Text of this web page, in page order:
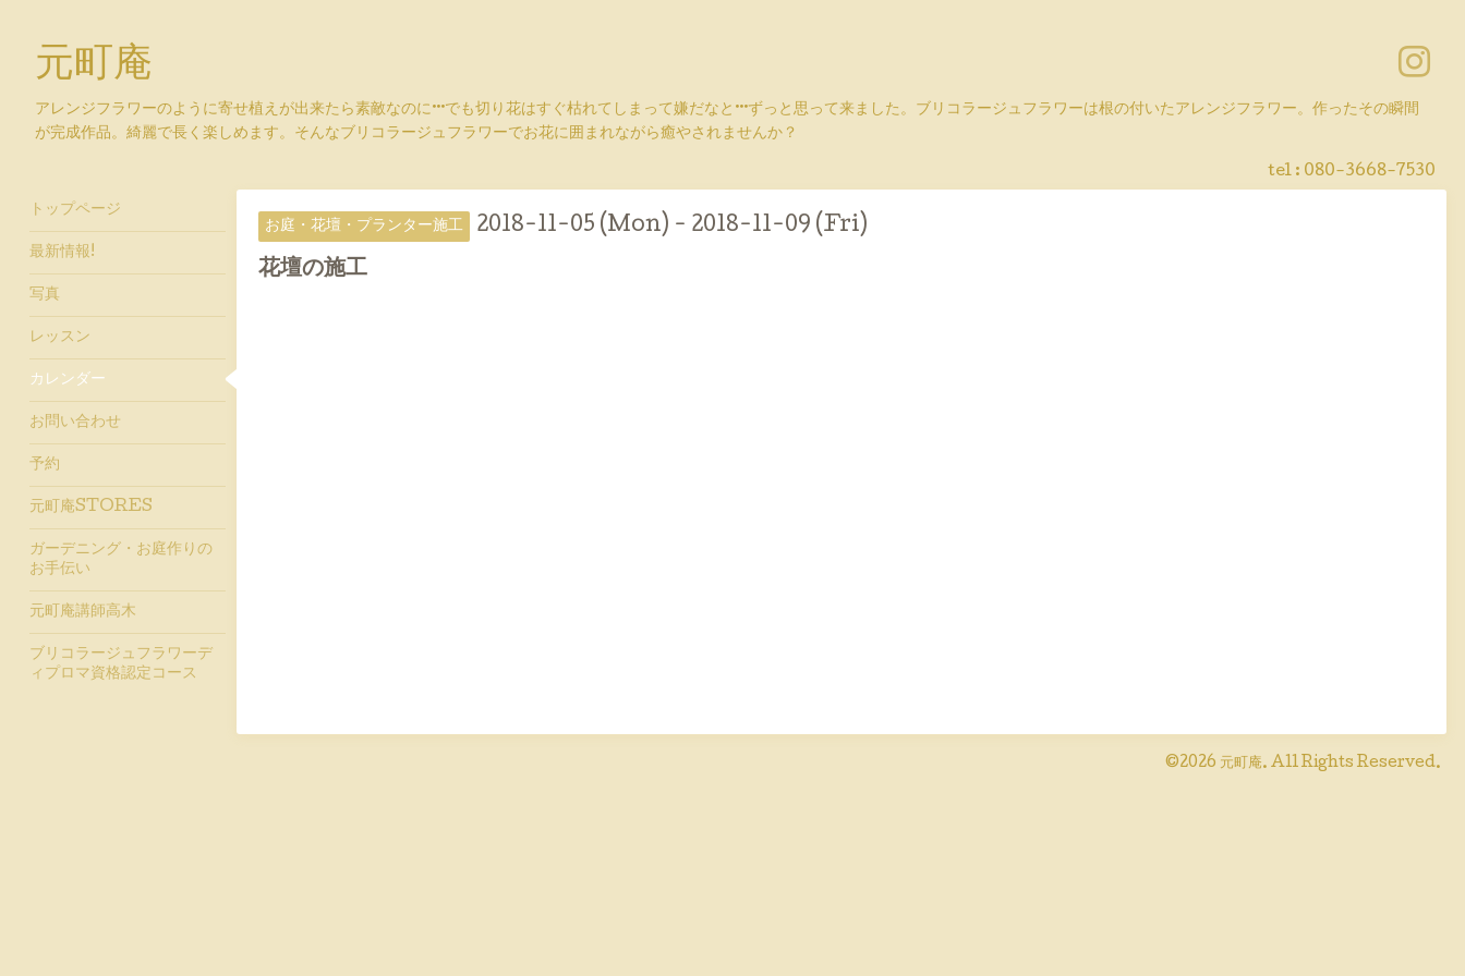
元町庵
アレンジフラワーのように寄せ植えが出来たら素敵なのに···でも切り花はすぐ枯れてしまって嫌だなと···ずっと思って来ました。ブリコラージュフラワーは根の付いたアレンジフラワー。作ったその瞬間
が完成作品。綺麗で長く楽しめます。そんなブリコラージュフラワーでお花に囲まれながら癒やされませんか？
tel : 080-3668-7530
お庭・花壇・プランター施工 2018-11-05 (Mon) - 2018-11-09 (Fri)
花壇の施工
©2026 元町庵. All Rights Reserved.
トップページ
最新情報!
写真
レッスン
カレンダー
お問い合わせ
予約
元町庵STORES
ガーデニング・お庭作りの
お手伝い
元町庵講師高木
ブリコラージュフラワーデ
ィプロマ資格認定コース